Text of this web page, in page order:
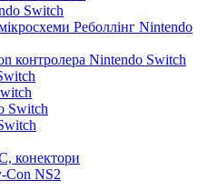
Switch
Реболлінг Nintendo
контролера Nintendo Switch
Switch
конектори
Con NS2